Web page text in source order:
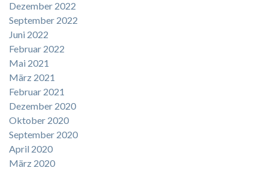
Dezember 2022
September 2022
Juni 2022
Februar 2022
Mai 2021
März 2021
Februar 2021
Dezember 2020
Oktober 2020
September 2020
April 2020
März 2020